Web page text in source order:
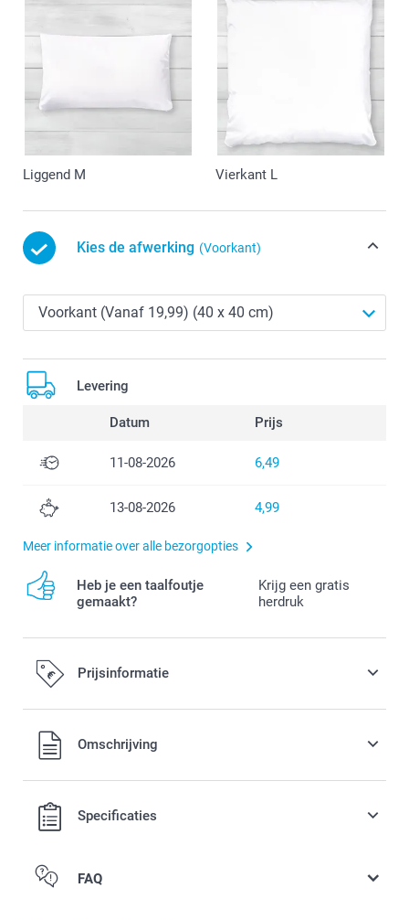
Liggend M Vierkant L
Kies de afwerking (Voorkant)
Levering
Datum Prijs
11-08-2026 6,49
13-08-2026 4,99
Meer informatie over alle bezorgopties
Heb je een taalfoutje
gemaakt?
Krijg een gratis
herdruk
Prijsinformatie
Alle prijzen zijn in EURO (€) inclusief BTW en exclusief
verzendkosten.Omschrijving
Specificaties
FAQ